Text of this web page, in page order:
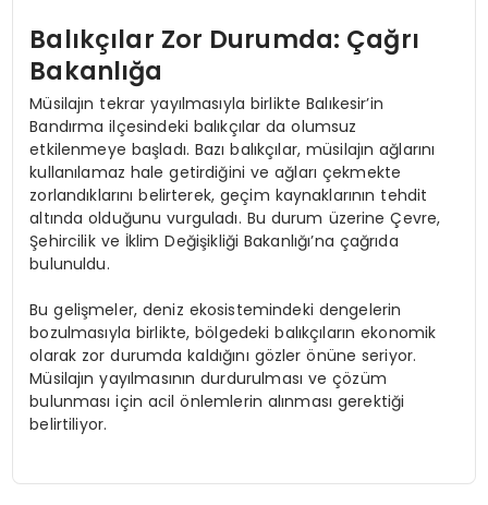
Balıkçılar Zor Durumda: Çağrı
Bakanlığa
Müsilajın tekrar yayılmasıyla birlikte Balıkesir’in
Bandırma ilçesindeki balıkçılar da olumsuz
etkilenmeye başladı. Bazı balıkçılar, müsilajın ağlarını
kullanılamaz hale getirdiğini ve ağları çekmekte
zorlandıklarını belirterek, geçim kaynaklarının tehdit
altında olduğunu vurguladı. Bu durum üzerine Çevre,
Şehircilik ve İklim Değişikliği Bakanlığı’na çağrıda
bulunuldu.
Bu gelişmeler, deniz ekosistemindeki dengelerin
bozulmasıyla birlikte, bölgedeki balıkçıların ekonomik
olarak zor durumda kaldığını gözler önüne seriyor.
Müsilajın yayılmasının durdurulması ve çözüm
bulunması için acil önlemlerin alınması gerektiği
belirtiliyor.